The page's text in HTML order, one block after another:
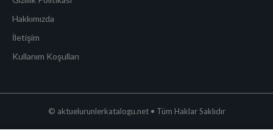
Hakkımızda
İletişim
Kullanım Koşulları
© aktuelurunlerkatalogu.net • Tüm Haklar Saklıdır